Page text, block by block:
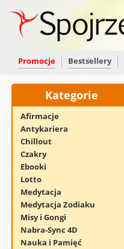
Promocje Bestsellery
Kategorie
Afirmacje
Antykariera
Chillout
Czakry
Ebooki
Lotto
Medytacja
Medytacja Zodiaku
Misy i Gongi
Nabra-Sync 4D
Nauka i Pamięć